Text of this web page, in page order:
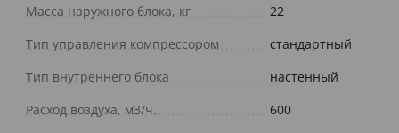
Масса наружного блока, кг
22
Тип управления компрессором
стандартный
Тип внутреннего блока
настенный
Расход воздуха, м3/ч.
600